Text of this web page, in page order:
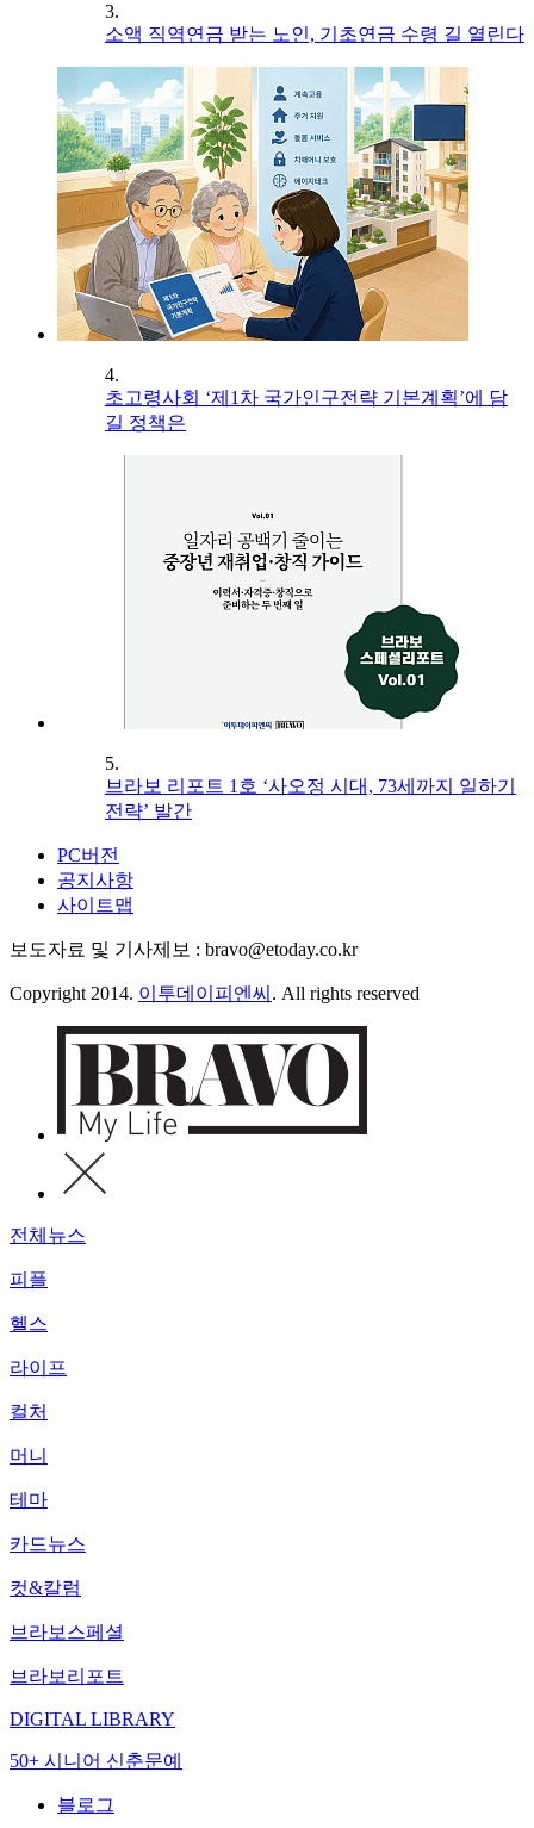
3.
소액 직역연금 받는 노인, 기초연금 수령 길 열린다
4.
초고령사회 ‘제1차 국가인구전략 기본계획’에 담
길 정책은
5.
브라보 리포트 1호 ‘사오정 시대, 73세까지 일하기
전략’ 발간
PC버전
공지사항
사이트맵
보도자료 및 기사제보 : bravo@etoday.co.kr
Copyright 2014. 이투데이피엔씨 . All rights reserved
전체뉴스
피플
헬스
라이프
컬처
머니
테마
카드뉴스
컷&칼럼
브라보스페셜
브라보리포트
DIGITAL LIBRARY
50+ 시니어 신춘문예
블로그